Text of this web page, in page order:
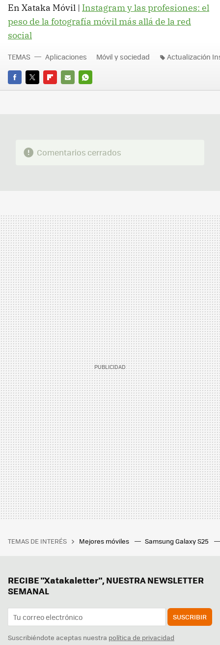
En Xataka Móvil | Instagram y las profesiones: el
peso de la fotografía móvil más allá de la red
social
FACEBOOK
TWITTERFLIPBOARD
E-
WHATSAPP
TEMAS Aplicaciones Móvil y sociedad Actualización
Comentarios cerrados
TEMAS DE INTERÉS Mejores móviles Samsung Galaxy S25
RECIBE "Xatakaletter", NUESTRA NEWSLETTER
SEMANAL
SUSCRIBIR
Suscribiéndote aceptas nuestra política de privacidad